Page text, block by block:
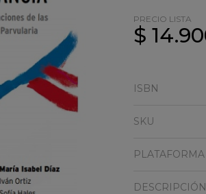
PRECIO LISTA
$
ISBN
SKU
PLATAFORMA
DESCRIPCIÓN